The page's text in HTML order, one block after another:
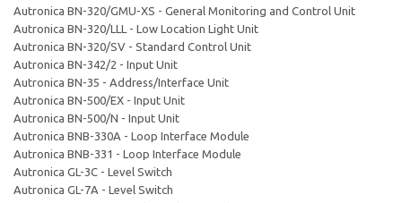
Autronica BN-320/GMU-XS - General Monitoring and Control Unit
Autronica BN-320/LLL - Low Location Light Unit
Autronica BN-320/SV - Standard Control Unit
Autronica BN-342/2 - Input Unit
Autronica BN-35 - Address/Interface Unit
Autronica BN-500/EX - Input Unit
Autronica BN-500/N - Input Unit
Autronica BNB-330A - Loop Interface Module
Autronica BNB-331 - Loop Interface Module
Autronica GL-3C - Level Switch
Autronica GL-7A - Level Switch